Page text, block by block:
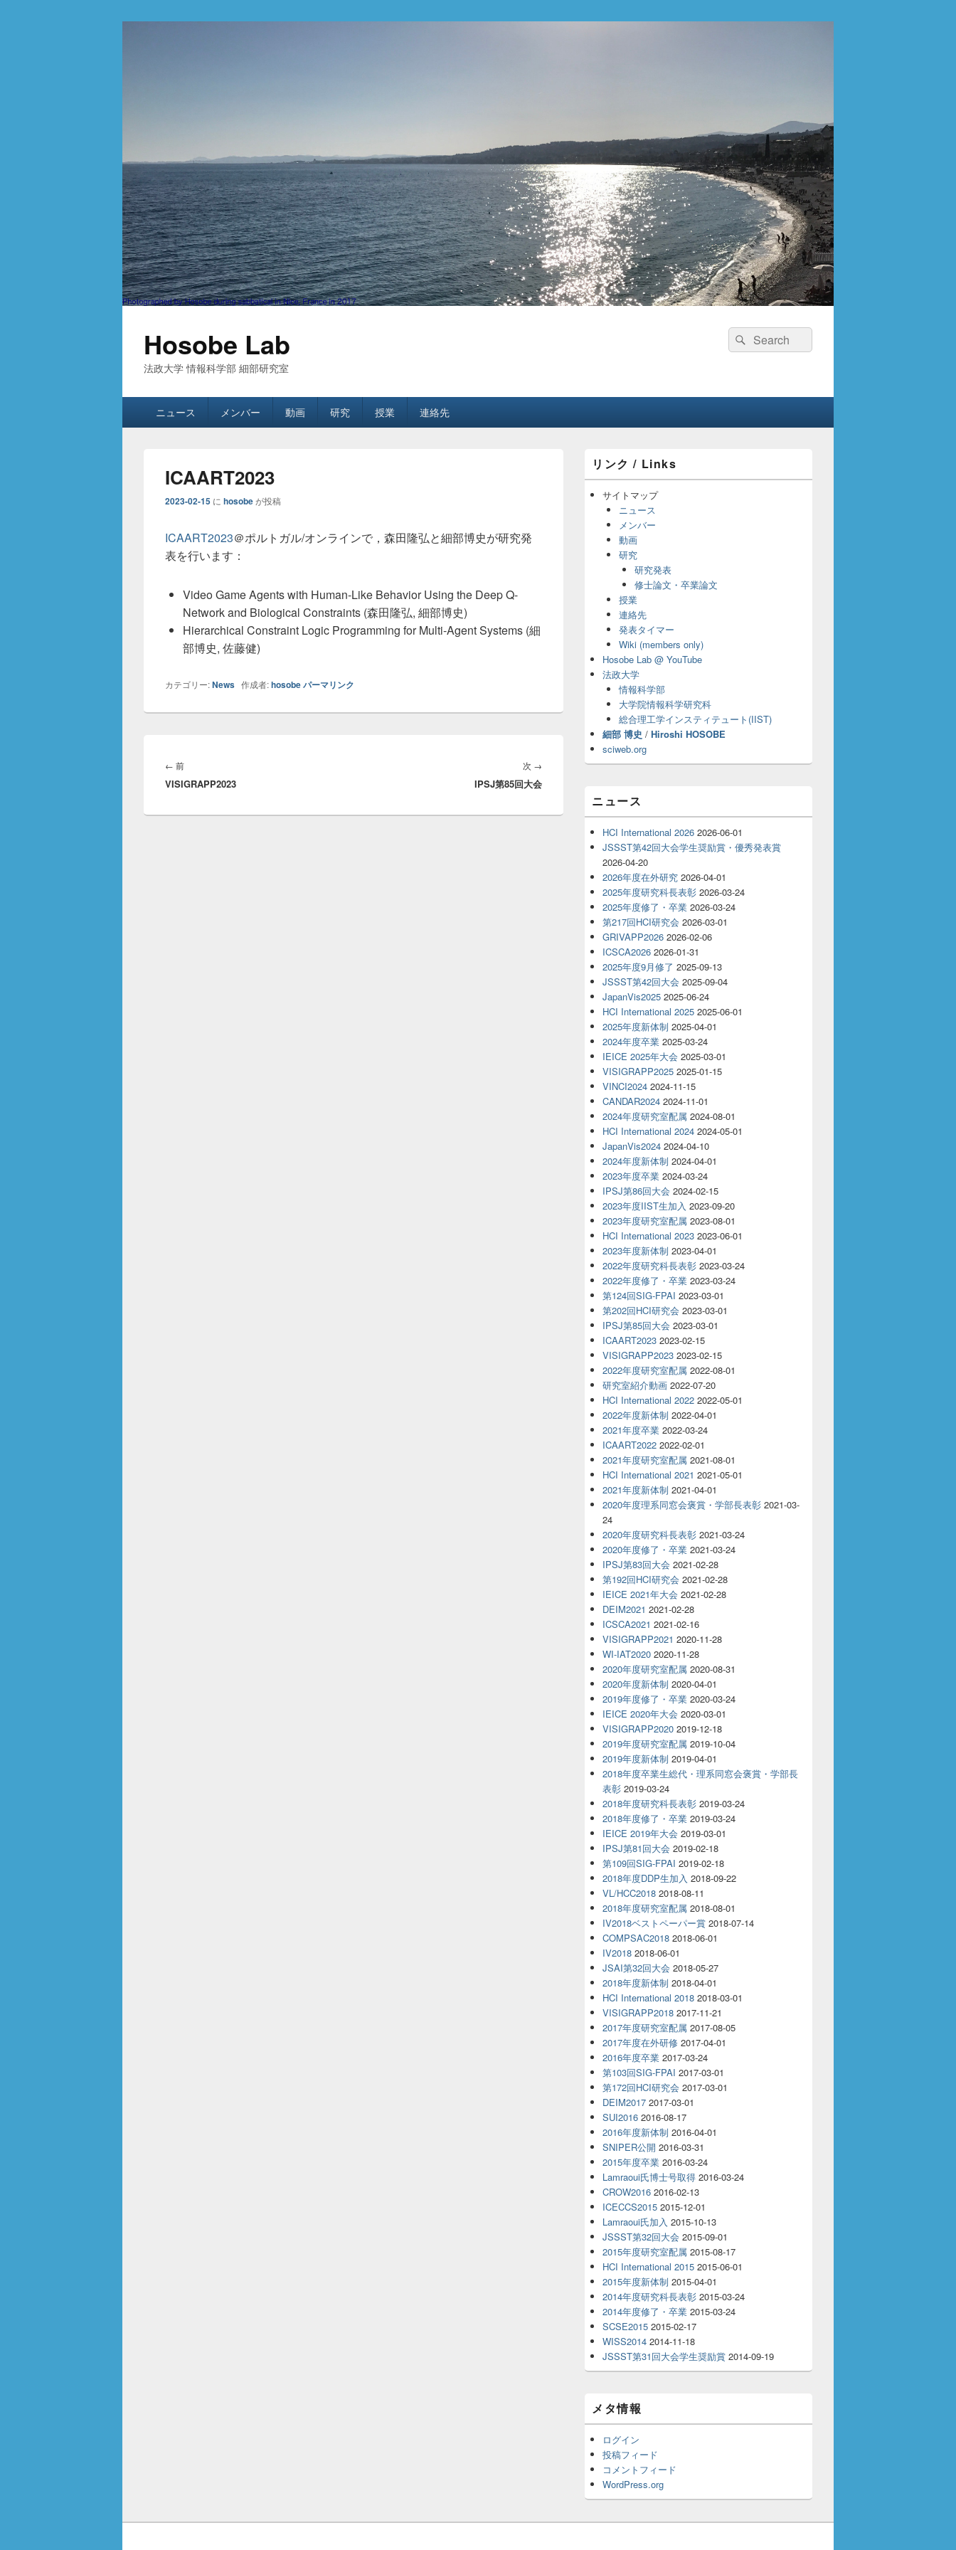
Hosobe Lab
法政大学 情報科学部 細部研究室
検
索:
検
索
ニュース メンバー 動画 研究 授業 連絡先
ICAART2023
2023-02-15 に hosobeが投稿
ICAART2023＠ポルトガル/オンラインで，森田隆弘と細部博史が研究発
表を行います：
Video Game Agents with Human-Like Behavior Using the Deep Q-
Network and Biological Constraints (森田隆弘, 細部博史)
Hierarchical Constraint Logic Programming for Multi-Agent Systems (細
部博史, 佐藤健)
カテゴリー:News 作成者:hosobeパーマリンク
稿
ナ
ゲ
← 前前
の
稿:
VISIGRAPP2023
次 →
の
稿:
IPSJ第85回大会
ン
サ
ア
リンク / Links
サイトマップ
ニュース
メンバー
動画
研究
研究発表
修士論文・卒業論文
授業
連絡先
発表タイマー
Wiki (members only)
Hosobe Lab @ YouTube
法政大学
情報科学部
大学院情報科学研究科
総合理工学インスティテュート(IIST)
細部 博史 / Hiroshi HOSOBE
sciweb.org
ニュース
HCI International 2026 2026-06-01
JSSST第42回大会学生奨励賞・優秀発表賞
2026-04-20
2026年度在外研究 2026-04-01
2025年度研究科長表彰 2026-03-24
2025年度修了・卒業 2026-03-24
第217回HCI研究会 2026-03-01
GRIVAPP2026 2026-02-06
ICSCA2026 2026-01-31
2025年度9月修了 2025-09-13
JSSST第42回大会 2025-09-04
JapanVis2025 2025-06-24
HCI International 2025 2025-06-01
2025年度新体制 2025-04-01
2024年度卒業 2025-03-24
IEICE 2025年大会 2025-03-01
VISIGRAPP2025 2025-01-15
VINCI2024 2024-11-15
CANDAR2024 2024-11-01
2024年度研究室配属 2024-08-01
HCI International 2024 2024-05-01
JapanVis2024 2024-04-10
2024年度新体制 2024-04-01
2023年度卒業 2024-03-24
IPSJ第86回大会 2024-02-15
2023年度IIST生加入 2023-09-20
2023年度研究室配属 2023-08-01
HCI International 2023 2023-06-01
2023年度新体制 2023-04-01
2022年度研究科長表彰 2023-03-24
2022年度修了・卒業 2023-03-24
第124回SIG-FPAI 2023-03-01
第202回HCI研究会 2023-03-01
IPSJ第85回大会 2023-03-01
ICAART2023 2023-02-15
VISIGRAPP2023 2023-02-15
2022年度研究室配属 2022-08-01
研究室紹介動画 2022-07-20
HCI International 2022 2022-05-01
2022年度新体制 2022-04-01
2021年度卒業 2022-03-24
ICAART2022 2022-02-01
2021年度研究室配属 2021-08-01
HCI International 2021 2021-05-01
2021年度新体制 2021-04-01
2020年度理系同窓会褒賞・学部長表彰 2021-03-
24
2020年度研究科長表彰 2021-03-24
2020年度修了・卒業 2021-03-24
IPSJ第83回大会 2021-02-28
第192回HCI研究会 2021-02-28
IEICE 2021年大会 2021-02-28
DEIM2021 2021-02-28
ICSCA2021 2021-02-16
VISIGRAPP2021 2020-11-28
WI-IAT2020 2020-11-28
2020年度研究室配属 2020-08-31
2020年度新体制 2020-04-01
2019年度修了・卒業 2020-03-24
IEICE 2020年大会 2020-03-01
VISIGRAPP2020 2019-12-18
2019年度研究室配属 2019-10-04
2019年度新体制 2019-04-01
2018年度卒業生総代・理系同窓会褒賞・学部長
表彰 2019-03-24
2018年度研究科長表彰 2019-03-24
2018年度修了・卒業 2019-03-24
IEICE 2019年大会 2019-03-01
IPSJ第81回大会 2019-02-18
第109回SIG-FPAI 2019-02-18
2018年度DDP生加入 2018-09-22
VL/HCC2018 2018-08-11
2018年度研究室配属 2018-08-01
IV2018ベストペーパー賞 2018-07-14
COMPSAC2018 2018-06-01
IV2018 2018-06-01
JSAI第32回大会 2018-05-27
2018年度新体制 2018-04-01
HCI International 2018 2018-03-01
VISIGRAPP2018 2017-11-21
2017年度研究室配属 2017-08-05
2017年度在外研修 2017-04-01
2016年度卒業 2017-03-24
第103回SIG-FPAI 2017-03-01
第172回HCI研究会 2017-03-01
DEIM2017 2017-03-01
SUI2016 2016-08-17
2016年度新体制 2016-04-01
SNIPER公開 2016-03-31
2015年度卒業 2016-03-24
Lamraoui氏博士号取得 2016-03-24
CROW2016 2016-02-13
ICECCS2015 2015-12-01
Lamraoui氏加入 2015-10-13
JSSST第32回大会 2015-09-01
2015年度研究室配属 2015-08-17
HCI International 2015 2015-06-01
2015年度新体制 2015-04-01
2014年度研究科長表彰 2015-03-24
2014年度修了・卒業 2015-03-24
SCSE2015 2015-02-17
WISS2014 2014-11-18
JSSST第31回大会学生奨励賞 2014-09-19
メタ情報
ログイン
投稿フィード
コメントフィード
WordPress.org